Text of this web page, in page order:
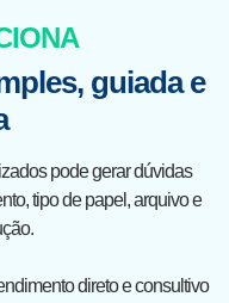
guiada e
pode gerar dúvidas
tipo de papel, arquivo e
direto e consultivo